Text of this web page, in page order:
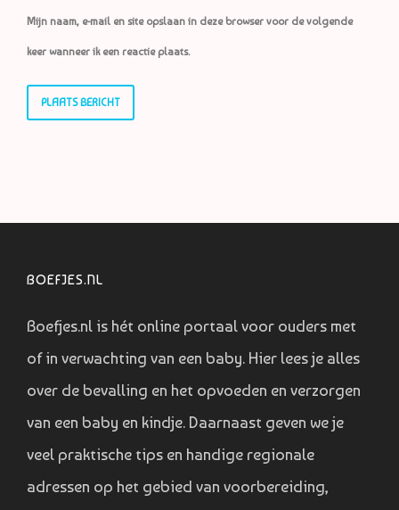
Mijn naam, e-mail en site opslaan in deze browser voor de volgende
keer wanneer ik een reactie plaats.
BOEFJES.NL
Boefjes.nl is hét online portaal voor ouders met
of in verwachting van een baby. Hier lees je alles
over de bevalling en het opvoeden en verzorgen
van een baby en kindje. Daarnaast geven we je
veel praktische tips en handige regionale
adressen op het gebied van voorbereiding,